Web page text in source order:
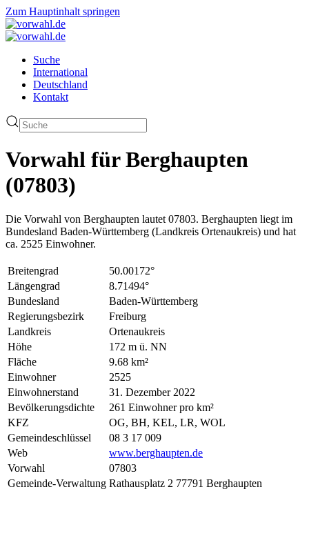
Zum Hauptinhalt springen
Suche
International
Deutschland
Kontakt
Vorwahl für Berghaupten
(07803)
Die Vorwahl von Berghaupten lautet 07803. Berghaupten liegt im
Bundesland Baden-Württemberg (Landkreis Ortenaukreis) und hat
ca. 2525 Einwohner.
Breitengrad
50.00172°
Längengrad
8.71494°
Bundesland
Baden-Württemberg
Regierungsbezirk
Freiburg
Landkreis
Ortenaukreis
Höhe
172 m ü. NN
Fläche
9.68 km²
Einwohner
2525
Einwohnerstand
31. Dezember 2022
Bevölkerungsdichte
261 Einwohner pro km²
KFZ
OG, BH, KEL, LR, WOL
Gemeindeschlüssel
08 3 17 009
Web
www.berghaupten.de
Vorwahl
07803
Gemeinde-Verwaltung Rathausplatz 2 77791 Berghaupten